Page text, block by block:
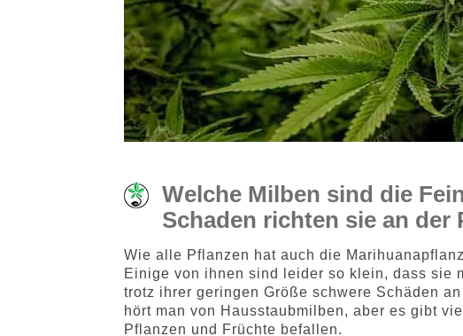
Welche Milben sind die
Schaden richten sie an der
Wie alle Pflanzen hat auch die
Einige von ihnen sind leider so klein, dass sie
trotz ihrer geringen Größe schwere Schäden
hört man von Hausstaubmilben, aber es gibt
Pflanzen und Früchte befallen.